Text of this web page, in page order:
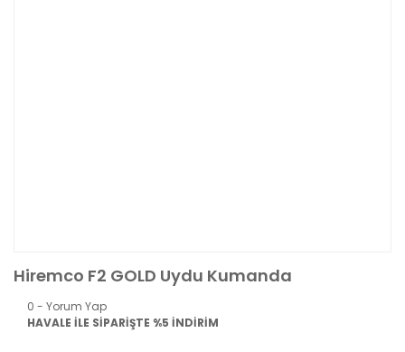
Hiremco F2 GOLD Uydu Kumanda
0 - Yorum Yap
HAVALE İLE SİPARİŞTE %5 İNDİRİM